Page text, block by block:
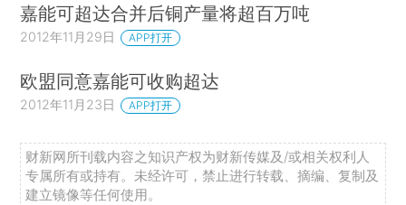
嘉能可超达合并后铜产量将超百万吨
2012年11月29日 APP打开
欧盟同意嘉能可收购超达
2012年11月23日 APP打开
财新网所刊载内容之知识产权为财新传媒及/或相关权利人
专属所有或持有。未经许可，禁止进行转载、摘编、复制及
建立镜像等任何使用。